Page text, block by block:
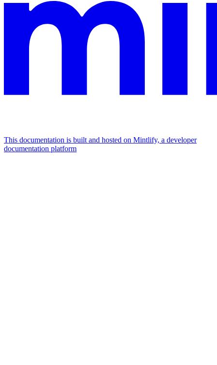
This documentation is built and hosted on Mintlify, a developer
documentation platform